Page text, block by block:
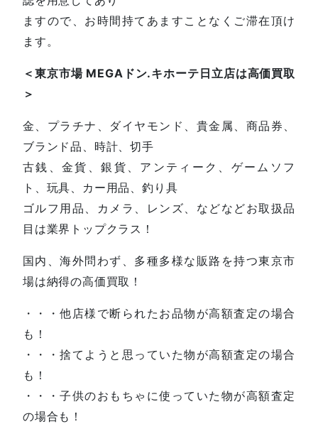
ますので、お時間持てあますことなくご滞在頂け
ます。
＜東京市場 MEGAドン.キホーテ日立店は高価買取
＞
金、プラチナ、ダイヤモンド、貴金属、商品券、
ブランド品、時計、切手
古銭、金貨、銀貨、アンティーク、ゲームソフ
ト、玩具、カー用品、釣り具
ゴルフ用品、カメラ、レンズ、などなどお取扱品
目は業界トップクラス！
国内、海外問わず、多種多様な販路を持つ東京市
場は納得の高価買取！
・・・他店様で断られたお品物が高額査定の場合
も！
・・・捨てようと思っていた物が高額査定の場合
も！
・・・子供のおもちゃに使っていた物が高額査定
の場合も！